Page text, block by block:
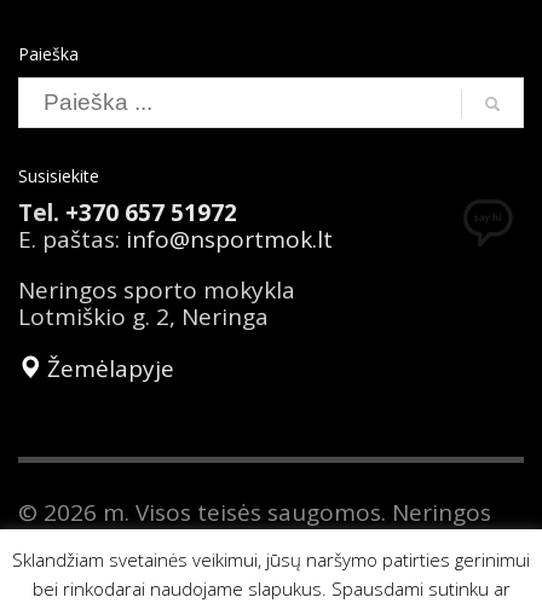
Paieška
Susisiekite
Tel. +370 657 51972
E. paštas: info@nsportmok.lt
Neringos sporto mokykla
Lotmiškio g. 2, Neringa
Žemėlapyje
© 2026 m. Visos teisės saugomos. Neringos
sporto mokykla yra savivaldybės biudžetinė
įstaiga. Duomenys apie Neringos sporto
mokyklą kaupiami ir saugomi Juridinių
Sklandžiam svetainės veikimui, jūsų naršymo patirties gerinimui
bei rinkodarai naudojame slapukus. Spausdami sutinku ar